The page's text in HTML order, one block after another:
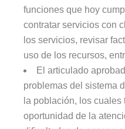
funciones que hoy
contratar servicios con
los servicios, revisar
uso de los recursos,
El articulado
problemas del sistema
la población, los cuales
oportunidad de la